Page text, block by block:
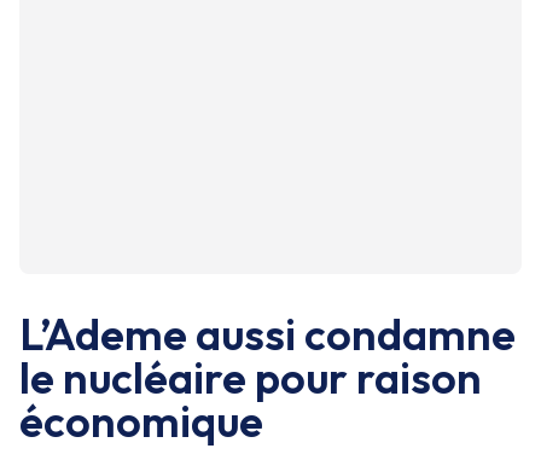
L’Ademe aussi condamne
le nucléaire pour raison
économique